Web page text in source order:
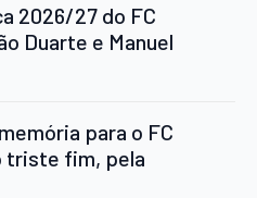
2026/27 do FC
Duarte e Manuel
para o FC
triste fim, pela